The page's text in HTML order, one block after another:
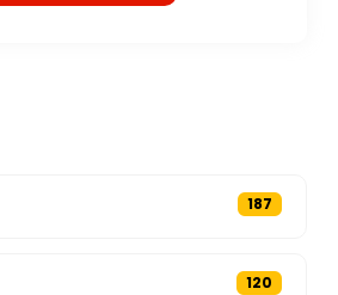
187
120